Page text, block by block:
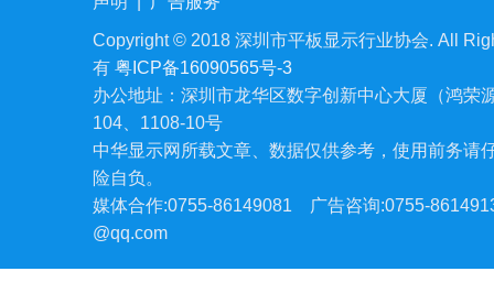
Copyright © 2018 深圳市平板显示行业协会. All
有 粤ICP备16090565号-3
办公地址：深圳市龙华区数字创新中心大厦（鸿荣
104、1108-10号
中华显示网所载文章、数据仅供参考，使用前务请
险自负。
媒体合作:0755-86149081
广告咨询:0755-
@qq.com